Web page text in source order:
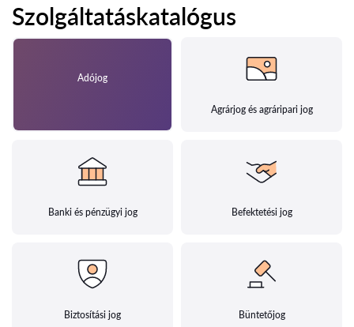
Szolgáltatáskatalógus
Adójog
Agrárjog és agráripari jog
Banki és pénzügyi jog Befektetési jog
Biztosítási jog Büntetőjog